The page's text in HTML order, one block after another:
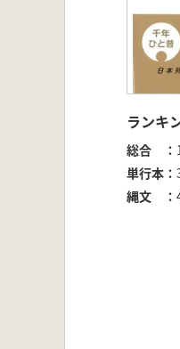
ランキ
総合
単行本
縄文